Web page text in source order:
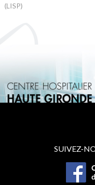
(LISP)
SUIVEZ-